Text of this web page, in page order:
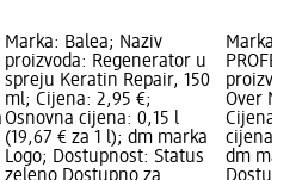
Marka: Balea; Naziv
proizvoda: Regenerator u
spreju Keratin Repair, 150
ml; Cijena: 2,95 €;
Osnovna cijena: 0,15 l
(19,67 € za 1 l); dm marka
Logo; Dostupnost: Status
zeleno Dostupno za
Marka:
Over
Cijena:
cijena:
dm